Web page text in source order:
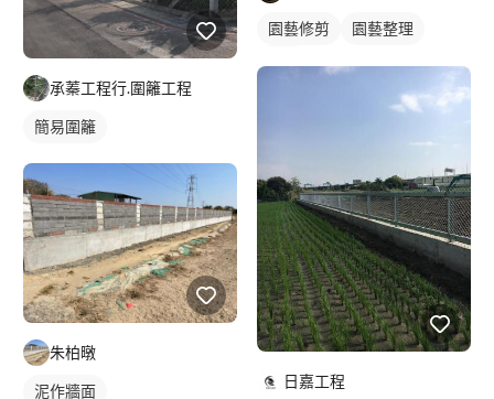
承蓁工程行.圍籬工程
簡易圍籬
朱柏暾
泥作牆面
園藝修剪
園藝整理
日嘉工程